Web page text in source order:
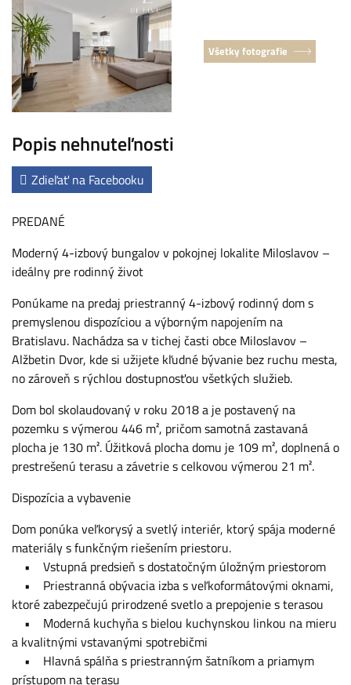
Všetky fotografie
Popis nehnuteľnosti
Zdieľať na Facebooku
PREDANÉ
Moderný 4-izbový bungalov v pokojnej lokalite Miloslavov –
ideálny pre rodinný život
Ponúkame na predaj priestranný 4-izbový rodinný dom s
premyslenou dispozíciou a výborným napojením na
Bratislavu. Nachádza sa v tichej časti obce Miloslavov –
Alžbetin Dvor, kde si užijete kľudné bývanie bez ruchu mesta,
no zároveň s rýchlou dostupnosťou všetkých služieb.
Dom bol skolaudovaný v roku 2018 a je postavený na
pozemku s výmerou 446 m², pričom samotná zastavaná
plocha je 130 m². Úžitková plocha domu je 109 m², doplnená o
prestrešenú terasu a závetrie s celkovou výmerou 21 m².
Dispozícia a vybavenie
Dom ponúka veľkorysý a svetlý interiér, ktorý spája moderné
materiály s funkčným riešením priestoru.
• Vstupná predsieň s dostatočným úložným priestorom
• Priestranná obývacia izba s veľkoformátovými oknami,
ktoré zabezpečujú prirodzené svetlo a prepojenie s terasou
• Moderná kuchyňa s bielou kuchynskou linkou na mieru
a kvalitnými vstavanými spotrebičmi
• Hlavná spálňa s priestranným šatníkom a priamym
prístupom na terasu